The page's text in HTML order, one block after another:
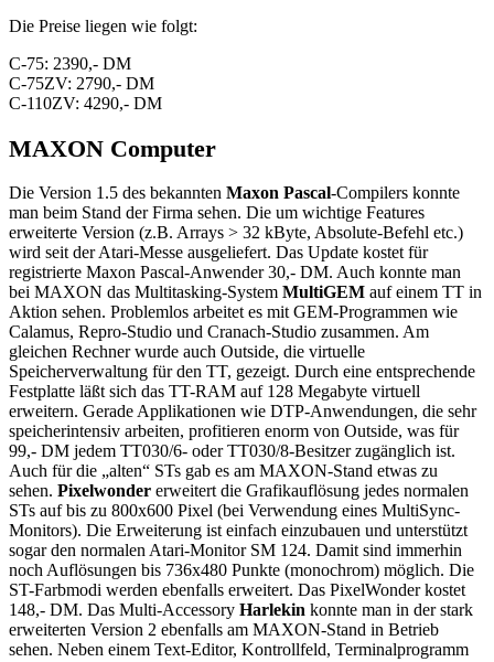
Die Preise liegen wie folgt:
C-75: 2390,- DM
C-75ZV: 2790,- DM
C-110ZV: 4290,- DM
MAXON Computer
Die Version 1.5 des bekannten Maxon Pascal-Compilers konnte
man beim Stand der Firma sehen. Die um wichtige Features
erweiterte Version (z.B. Arrays > 32 kByte, Absolute-Befehl etc.)
wird seit der Atari-Messe ausgeliefert. Das Update kostet für
registrierte Maxon Pascal-Anwender 30,- DM. Auch konnte man
bei MAXON das Multitasking-System MultiGEM auf einem TT in
Aktion sehen. Problemlos arbeitet es mit GEM-Programmen wie
Calamus, Repro-Studio und Cranach-Studio zusammen. Am
gleichen Rechner wurde auch Outside, die virtuelle
Speicherverwaltung für den TT, gezeigt. Durch eine entsprechende
Festplatte läßt sich das TT-RAM auf 128 Megabyte virtuell
erweitern. Gerade Applikationen wie DTP-Anwendungen, die sehr
speicherintensiv arbeiten, profitieren enorm von Outside, was für
99,- DM jedem TT030/6- oder TT030/8-Besitzer zugänglich ist.
Auch für die „alten“ STs gab es am MAXON-Stand etwas zu
sehen. Pixelwonder erweitert die Grafikauflösung jedes normalen
STs auf bis zu 800x600 Pixel (bei Verwendung eines MultiSync-
Monitors). Die Erweiterung ist einfach einzubauen und unterstützt
sogar den normalen Atari-Monitor SM 124. Damit sind immerhin
noch Auflösungen bis 736x480 Punkte (monochrom) möglich. Die
ST-Farbmodi werden ebenfalls erweitert. Das PixelWonder kostet
148,- DM. Das Multi-Accessory Harlekin konnte man in der stark
erweiterten Version 2 ebenfalls am MAXON-Stand in Betrieb
sehen. Neben einem Text-Editor, Kontrollfeld, Terminalprogramm